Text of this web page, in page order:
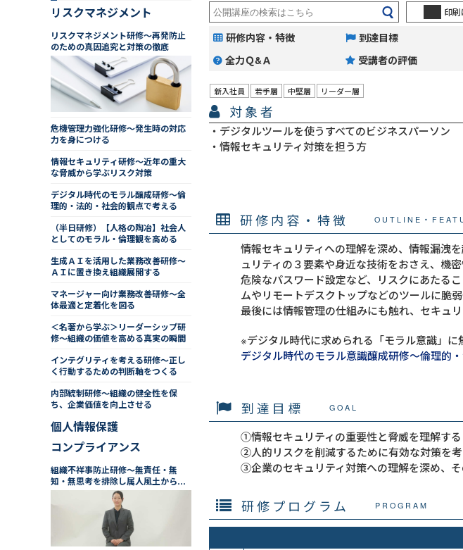
印
研修内容・特徴 到達目標
全力Ｑ&Ａ
受講者の評価
対象者
新入社員 若手層 中堅層 リーダー層
デジタルツールを使うすべてのビジネスパーソン
情報セキュリティ対策を担う方
研修内容・特徴 OUTLINE・
情報セキュリティへの理解を深め、情報漏洩
ュリティの３要素や身近な技術をおさえ、機
危険なパスワード設定など、リスクにあたる
ムやリモートデスクトップなどのツールに脆
最後には情報管理の仕組みにも触れ、セキュ
※デジタル時代に求められる「モラル意識」
デジタル時代のモラル意識醸成研修～倫理的
到達目標 GOAL
①情報セキュリティの重要性と脅威を理解する
②人的リスクを削減するために有効な対策を
③企業のセキュリティ対策への理解を深め、
研修プログラム PROGRAM
リスクマネジメント
リスクマネジメント研修～再発防止
のための真因追究と対策の徹底
危機管理力強化研修～発生時の対応
力を身につける
情報セキュリティ研修～近年の重大
な脅威から学ぶリスク対策
デジタル時代のモラル醸成研修～倫
理的・法的・社会的観点で考える
（半日研修）【人格の陶冶】社会人
としてのモラル・倫理観を高める
生成ＡＩを活用した業務改善研修～
ＡＩに置き換え組織展開する
マネージャー向け業務改善研修～全
体最適と定着化を図る
＜名著から学ぶ＞リーダーシップ研
修～組織の価値を高める真実の瞬間
インテグリティを考える研修～正し
く行動するための判断軸をつくる
内部統制研修～組織の健全性を保
ち、企業価値を向上させる
個人情報保護
コンプライアンス
組織不祥事防止研修～無責任・無
知・無思考を排除し属人風土から脱
却